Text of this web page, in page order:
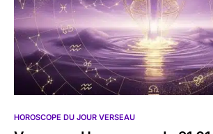
HOROSCOPE DU JOUR VERSEAU